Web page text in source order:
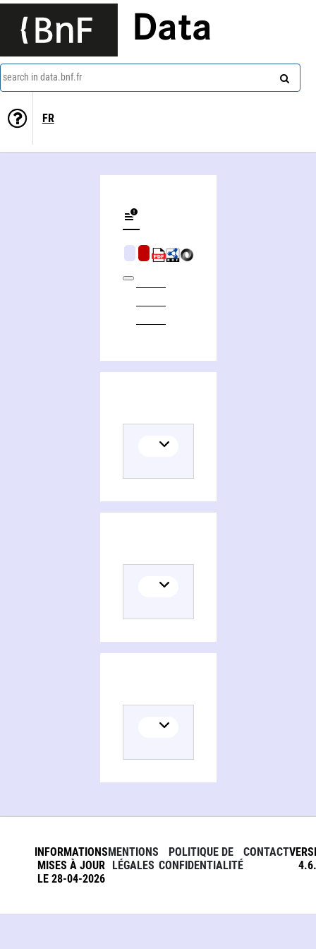
Data
search in data.bnf.fr
FR
INFORMATIONS
MISES À JOUR
LE 28-04-2026
MENTIONS
LÉGALES
POLITIQUE DE
CONFIDENTIALITÉ
CONTACT